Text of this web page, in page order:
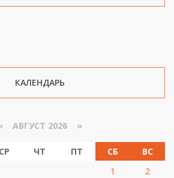
КАЛЕНДАРЬ
АВГУСТ 2026 »
СР ЧТ ПТ СБ
ВС
1
2